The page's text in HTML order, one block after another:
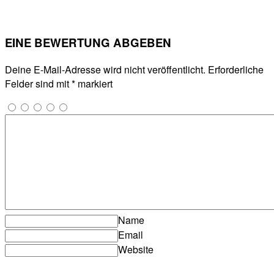
EINE BEWERTUNG ABGEBEN
Deine E-Mail-Adresse wird nicht veröffentlicht. Erforderliche
Felder sind mit* markiert
Name
Email
Website